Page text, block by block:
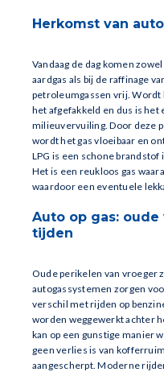
Herkomst van
Vandaag de dag komen
aardgas als bij de raffinage
petroleumgassen vrij. Wordt
het afgefakkeld en dus is
milieuvervuiling. Door deze
wordt het gas vloeibaar en
LPG is een schone
Het is een reukloos gas
waardoor een eventuele
Auto op gas:
tijden
Oude perikelen van vroeger
autogassystemen zorgen
verschil met rijden op
worden weggewerkt achter
kan op een gunstige manier
geen verlies is van
aangescherpt. Moderne